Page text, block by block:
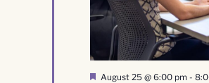
Destacado
August 25 @ 6:00 pm -